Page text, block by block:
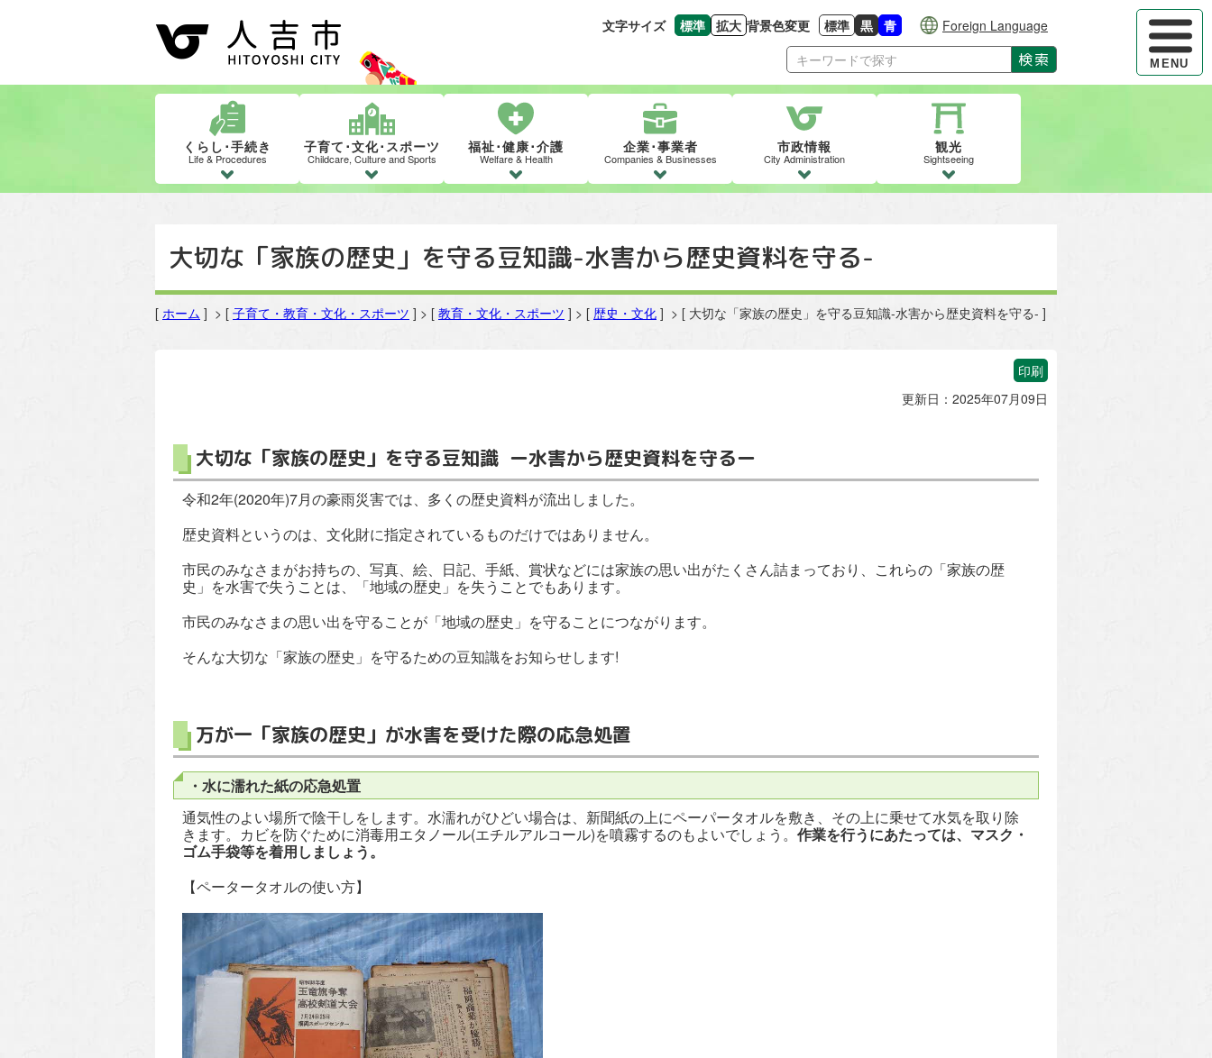
ハンバー
MENU
文字サイズ 標準
文字の大きさをもとの大きさに戻す
拡大
文字を大きくする
背景色変更 標準
背景色の変更：白
黒
背景色の変更：黒
青
背景色の変更：青
Foreign Language
検索
くらし･手続き
Life & Procedures
子育て･文化･スポーツ
Childcare, Culture and Sports
福祉･健康･介護
Welfare & Health
企業･事業者
Companies & Businesses
市政情報
City Administration
観光
Sightseeing
大切な「家族の歴史」を守る豆知識-水害から歴史資料を守る-
[ ホーム ] > [ 子育て・教育・文化・スポーツ ] > [ 教育・文化・スポーツ ] > [ 歴史・文化 ] > [ 大切な「家族の歴史」を守る豆知識-水害から歴史資料を守る- ]
印刷
更新日：2025年07月09日
大切な「家族の歴史」を守る豆知識 ー水害から歴史資料を守るー
令和2年(2020年)7月の豪雨災害では、多くの歴史資料が流出しました。
歴史資料というのは、文化財に指定されているものだけではありません。
市民のみなさまがお持ちの、写真、絵、日記、手紙、賞状などには家族の思い出がたくさん詰まっており、これらの「家族の歴
史」を水害で失うことは、「地域の歴史」を失うことでもあります。
市民のみなさまの思い出を守ることが「地域の歴史」を守ることにつながります。
そんな大切な「家族の歴史」を守るための豆知識をお知らせします!
万が一「家族の歴史」が水害を受けた際の応急処置
・水に濡れた紙の応急処置
通気性のよい場所で陰干しをします。水濡れがひどい場合は、新聞紙の上にペーパータオルを敷き、その上に乗せて水気を取り除
きます。カビを防ぐために消毒用エタノール(エチルアルコール)を噴霧するのもよいでしょう。 作業を行うにあたっては、マスク・
ゴム手袋等を着用しましょう。
【ペータータオルの使い方】